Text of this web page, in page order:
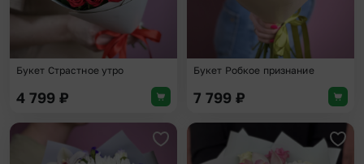
Букет Страстное утро
4 799 ₽
Букет Робкое признание
7 799 ₽
Добавить в избранное